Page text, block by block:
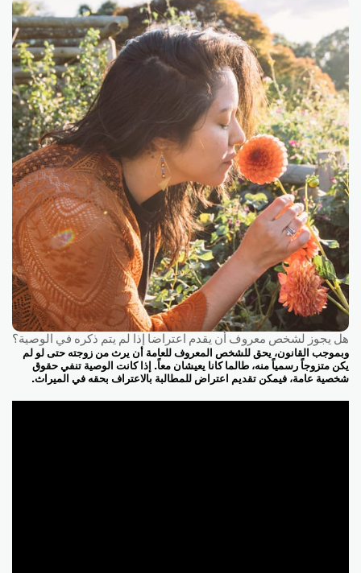
هل يجوز لشخص معروف أن يقدم اعتراضا إذا لم يتم ذكره في الوصية؟
وبموجب القانون، يحق للشخص المعروف للعامة أن يرث من زوجته حتى لو لم
يكن متزوجاً رسمياً منه، طالما كانا يعيشان معاً. إذا كانت الوصية تنفي حقوق
شخصية عامة، فيمكن تقديم اعتراض للمطالبة بالاعتراف بحقه في الميراث.